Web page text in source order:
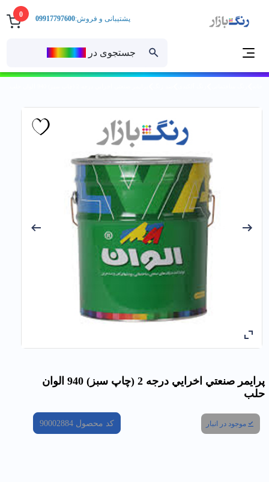
0
جستجوی در
پشتیبانی و فروش:09917797600
پرايمر صنعتي اخرايي درجه 2 (چاپ سبز) 940 الوان
حلب
موجود در انبار کد محصول 90002884